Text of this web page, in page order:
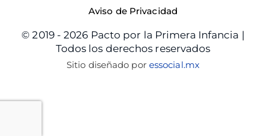
Aviso de Privacidad
© 2019 - 2026 Pacto por la Primera Infancia |
Todos los derechos reservados
Sitio diseñado por essocial.mx